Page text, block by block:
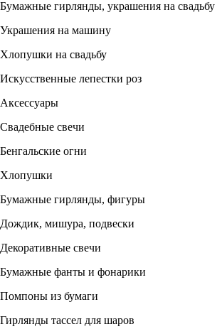
Бумажные гирлянды, украшения на свадьбу
Украшения на машину
Хлопушки на свадьбу
Искусственные лепестки роз
Аксессуары
Свадебные свечи
Бенгальские огни
Хлопушки
Бумажные гирлянды, фигуры
Дождик, мишура, подвески
Декоративные свечи
Бумажные фанты и фонарики
Помпоны из бумаги
Гирлянды тассел для шаров